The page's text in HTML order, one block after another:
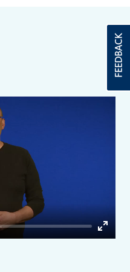
Enter
FEEDBACK